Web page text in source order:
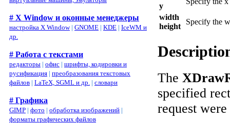
# X Window и оконные менеджеры
настройка X Window| GNOME | KDE | IceWM и
др.
# Работа с текстами
редакторы | офис | шрифты, кодировки и
русификация | преобразования текстовых
файлов | LaTeX, SGML и др. | словари
# Графика
GIMP | фото | обработка изображений |
форматы графических файлов
y
width
height
Specify the
The
specified
request